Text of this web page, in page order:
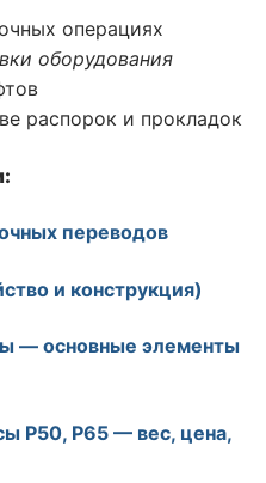
операциях
оборудования
распорок и прокладок
переводов
и конструкция)
— основные элементы
Р50, Р65 — вес, цена,